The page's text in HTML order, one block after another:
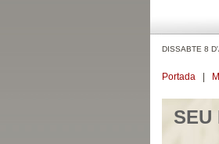
DISSABTE 8
Portada
SEU